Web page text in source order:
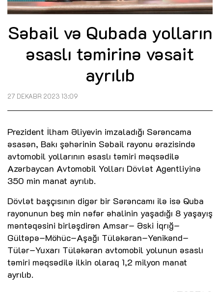
Səbail və Qubada yolların
əsaslı təmirinə vəsait
ayrılıb
27 DEKABR 2023 13:09
Prezident İlham Əliyevin imzaladığı Sərəncama
əsasən, Bakı şəhərinin Səbail rayonu ərazisində
avtomobil yollarının əsaslı təmiri məqsədilə
Azərbaycan Avtomobil Yolları Dövlət Agentliyinə
350 min manat ayrılıb.
Dövlət başçısının digər bir Sərəncamı ilə isə Quba
rayonunun beş min nəfər əhalinin yaşadığı 8 yaşayış
məntəqəsini birləşdirən Amsar‒ Əski İqrığ‒
Gültəpə‒Möhüc‒Aşağı Tüləkəran‒Yenikənd‒
Tülər‒Yuxarı Tüləkəran avtomobil yolunun əsaslı
təmiri məqsədilə ilkin olaraq 1,2 milyon manat
ayrılıb.